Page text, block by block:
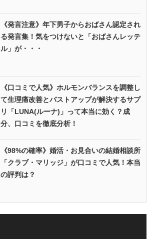
《発言注意》年下男子からおばさん認定され
る発言集！気をつけないと「おばさんレッテ
ル」が・・・
《口コミで人気》ホルモンバランスを調整し
て生理痛改善とバストアップが解決するサプ
リ「LUNA(ルーナ)」って本当に効く？成
分、口コミを徹底分析！
《98%の確率》婚活・お見合いの結婚相談所
「クラブ・マリッジ」が口コミで人気！本当
の評判は？